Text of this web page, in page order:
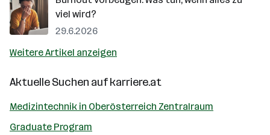
viel wird?
29.6.2026
Weitere Artikel anzeigen
Aktuelle Suchen aufkarriere.at
Medizintechnik in Oberösterreich Zentralraum
Graduate Program